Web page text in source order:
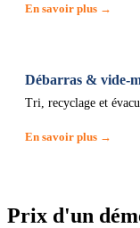
En savoir plus →
Débarras & vide-
Tri, recyclage et
En savoir plus →
Prix d'un